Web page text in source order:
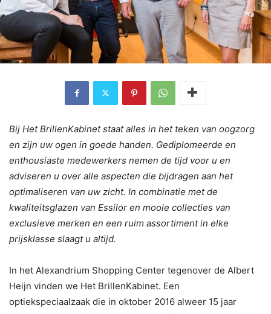
Bij Het BrillenKabinet staat alles in het teken van oogzorg
en zijn uw ogen in goede handen. Gediplomeerde en
enthousiaste medewerkers nemen de tijd voor u en
adviseren u over alle aspecten die bijdragen aan het
optimaliseren van uw zicht. In combinatie met de
kwaliteitsglazen van Essilor en mooie collecties van
exclusieve merken en een ruim assortiment in elke
prijsklasse slaagt u altijd.
In het Alexandrium Shopping Center tegenover de Albert
Heijn vinden we Het BrillenKabinet. Een
optiekspeciaalzaak die in oktober 2016 alweer 15 jaar